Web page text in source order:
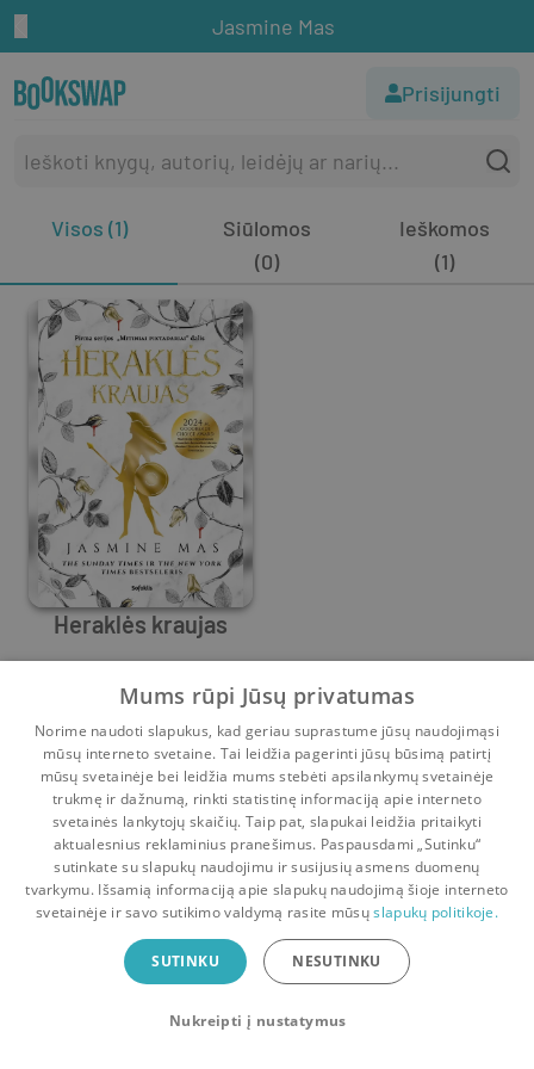
Jasmine Mas
Prisijungti
Visos (1)
Siūlomos
(0)
Ieškomos
(1)
Heraklės kraujas
Jasmine Mas
0 41
Pradinis Krepšelis Pokalbiai Pranešimai Paskyra
Bookswap programėlė
Mainykis knygomis dar patogiau!
Uždaryti
Mums rūpi Jūsų privatumas
Norime naudoti slapukus, kad geriau suprastume jūsų naudojimąsi
mūsų interneto svetaine. Tai leidžia pagerinti jūsų būsimą patirtį
mūsų svetainėje bei leidžia mums stebėti apsilankymų svetainėje
trukmę ir dažnumą, rinkti statistinę informaciją apie interneto
svetainės lankytojų skaičių. Taip pat, slapukai leidžia pritaikyti
aktualesnius reklaminius pranešimus. Paspausdami „Sutinku“
sutinkate su slapukų naudojimu ir susijusių asmens duomenų
tvarkymu. Išsamią informaciją apie slapukų naudojimą šioje interneto
svetainėje ir savo sutikimo valdymą rasite mūsųslapukų politikoje.
SUTINKU NESUTINKU
Nukreipti į nustatymus